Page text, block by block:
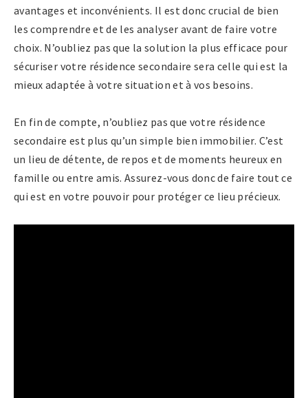
avantages et inconvénients. Il est donc crucial de bien
les comprendre et de les analyser avant de faire votre
choix. N’oubliez pas que la solution la plus efficace pour
sécuriser votre résidence secondaire sera celle qui est la
mieux adaptée à votre situation et à vos besoins.
En fin de compte, n’oubliez pas que votre résidence
secondaire est plus qu’un simple bien immobilier. C’est
un lieu de détente, de repos et de moments heureux en
famille ou entre amis. Assurez-vous donc de faire tout ce
qui est en votre pouvoir pour protéger ce lieu précieux.